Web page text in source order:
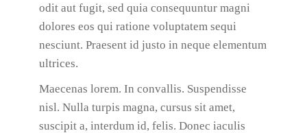
odit aut fugit, sed quia consequuntur magni
dolores eos qui ratione voluptatem sequi
nesciunt. Praesent id justo in neque elementum
ultrices.
Maecenas lorem. In convallis. Suspendisse
nisl. Nulla turpis magna, cursus sit amet,
suscipit a, interdum id, felis. Donec iaculis